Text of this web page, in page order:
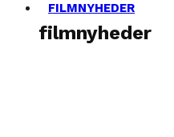
FILMNYHEDER
filmnyheder